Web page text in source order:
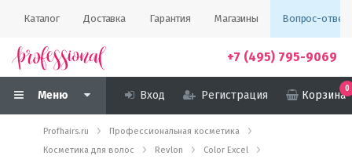
Каталог Доставка Гарантия Магазины Вопрос-ответ
+7 (495) 795-9069
Меню Вход Регистрация Корзина
0
Profhairs.ru
Профессиональная косметика
Косметика для волос
Revlon
Color Excel